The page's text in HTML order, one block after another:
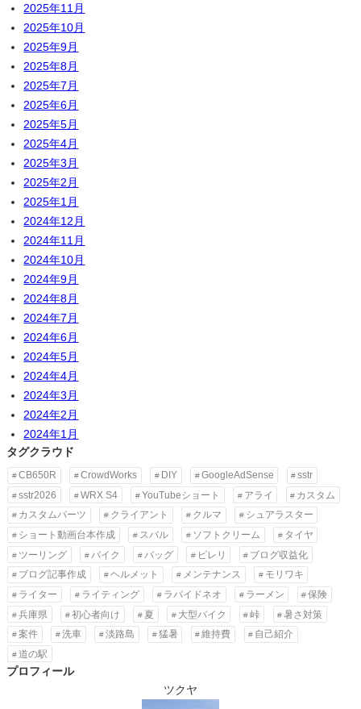
2025年11月
2025年10月
2025年9月
2025年8月
2025年7月
2025年6月
2025年5月
2025年4月
2025年3月
2025年2月
2025年1月
2024年12月
2024年11月
2024年10月
2024年9月
2024年8月
2024年7月
2024年6月
2024年5月
2024年4月
2024年3月
2024年2月
2024年1月
タグクラウド
CB650R CrowdWorks DIY GoogleAdSense
sstr
sstr2026
WRX S4 YouTubeショート アライ
カスタム
カスタムパーツ
クライアント クルマ
シュアラスター
ショート動画台本作成
スバル ソフトクリーム
タイヤ
ツーリング
バイク バッグ ピレリ
ブログ収益化
ブログ記事作成
ヘルメット メンテナンス
モリワキ
ライター
ライティング ラパイドネオ ラーメン
保険
兵庫県
初心者向け 夏 大型バイク 峠
暑さ対策
案件
洗車 淡路島 猛暑 維持費
自己紹介
道の駅
プロフィール
ツクヤ